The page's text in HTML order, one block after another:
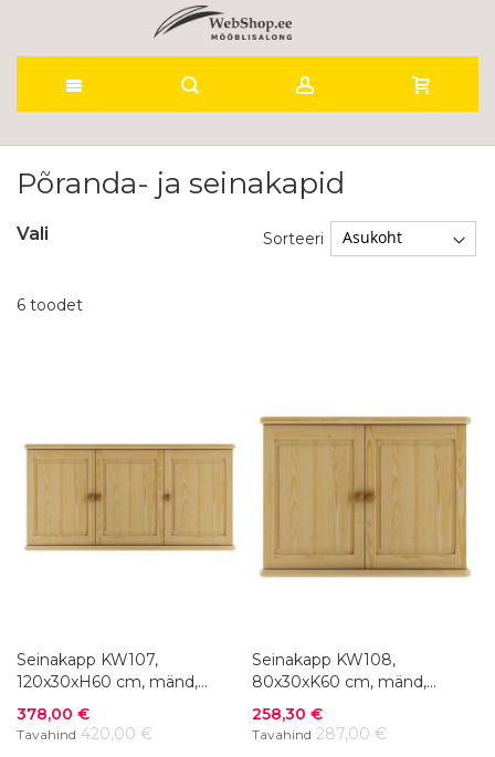
to
Põranda- ja seinakapid
6 toodet
Sorteeri
Seinakapp KW107,
120x30xH60 cm, mänd,
värvivalik
Soodushind
378,00 €
Tavahind 420,00 €
Seinakapp KW108,
80x30xK60 cm, mänd,
värvivalik
Soodushind
258,30 €
Tavahind 287,00 €
Vali